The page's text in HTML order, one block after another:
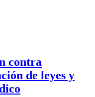
contra
de leyes y